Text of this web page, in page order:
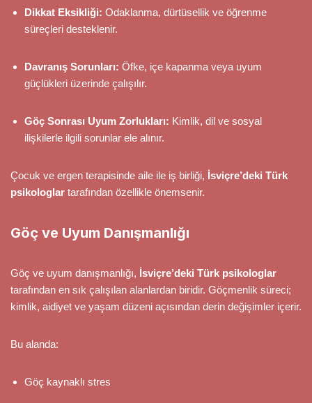
Dikkat Eksikliği: Odaklanma, dürtüsellik ve öğrenme
süreçleri desteklenir.
Davranış Sorunları: Öfke, içe kapanma veya uyum
güçlükleri üzerinde çalışılır.
Göç Sonrası Uyum Zorlukları: Kimlik, dil ve sosyal
ilişkilerle ilgili sorunlar ele alınır.
Çocuk ve ergen terapisinde aile ile iş birliği, İsviçre’deki Türk
psikologlar tarafından özellikle önemsenir.
Göç ve Uyum Danışmanlığı
Göç ve uyum danışmanlığı, İsviçre’deki Türk psikologlar
tarafından en sık çalışılan alanlardan biridir. Göçmenlik süreci;
kimlik, aidiyet ve yaşam düzeni açısından derin değişimler içerir.
Bu alanda:
Göç kaynaklı stres